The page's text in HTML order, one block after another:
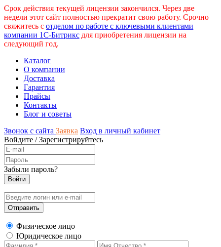
Срок действия текущей лицензии закончился. Через две
недели этот сайт полностью прекратит свою работу. Срочно
свяжитесь с отделом по работе с ключевыми клиентами
компании 1С-Битрикс для приобретения лицензии на
следующий год.
Каталог
О компании
Доставка
Гарантия
Прайсы
Контакты
Блог и советы
Звонок с сайта Заявка Вход в личный кабинет
Войдите /Зарегистрируйтесь
Забыли пароль?
Физическое лицо
Юридическое лицо